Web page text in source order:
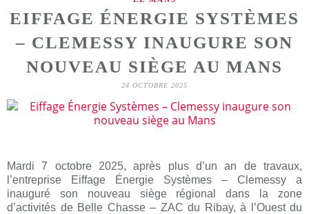
EIFFAGE ÉNERGIE SYSTÈMES
– CLEMESSY INAUGURE SON
NOUVEAU SIÈGE AU MANS
24 OCTOBRE 2025
Mardi 7 octobre 2025, après plus d’un an de travaux,
l’entreprise Eiffage Énergie Systèmes – Clemessy a
inauguré son nouveau siège régional dans la zone
d’activités de Belle Chasse – ZAC du Ribay, à l’Ouest du